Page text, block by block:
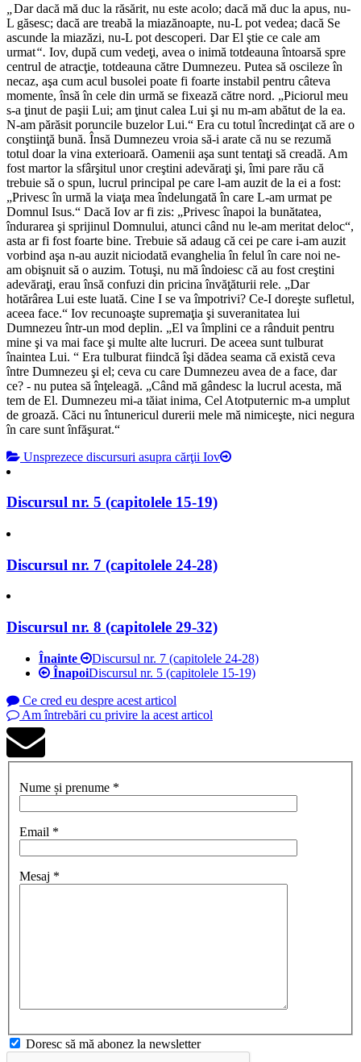
Dar dacă mă duc la răsărit, nu este acolo; dacă mă duc la apus, nu-
L găsesc; dacă are treabă la miazănoapte, nu-L pot vedea; dacă Se
ascunde la miazăzi, nu-L pot descoperi. Dar El ştie ce cale am
urmat“. Iov, după cum vedeţi, avea o inimă totdeauna întoarsă spre
centrul de atracţie, totdeauna către Dumnezeu. Putea să oscileze în
necaz, aşa cum acul busolei poate fi foarte instabil pentru câteva
momente, însă în cele din urmă se fixează către nord. „Piciorul meu
s-a ţinut de paşii Lui; am ţinut calea Lui şi nu m-am abătut de la ea.
N-am părăsit poruncile buzelor Lui.“ Era cu totul încredinţat că are o
conştiinţă bună. Însă Dumnezeu vroia să-i arate că nu se rezumă
totul doar la vina exterioară. Oamenii aşa sunt tentaţi să creadă. Am
fost martor la sfârşitul unor creştini adevăraţi şi, îmi pare rău că
trebuie să o spun, lucrul principal pe care l-am auzit de la ei a fost:
„Privesc în urmă la viaţa mea îndelungată în care L-am urmat pe
Domnul Isus.“ Dacă Iov ar fi zis: „Privesc înapoi la bunătatea,
îndurarea şi sprijinul Domnului, atunci când nu le-am meritat deloc“,
asta ar fi fost foarte bine. Trebuie să adaug că cei pe care i-am auzit
vorbind aşa n-au auzit niciodată evanghelia în felul în care noi ne-
am obişnuit să o auzim. Totuşi, nu mă îndoiesc că au fost creştini
adevăraţi, erau însă confuzi din pricina învăţăturii rele. „Dar
hotărârea Lui este luată. Cine I se va împotrivi? Ce-I doreşte sufletul,
aceea face.“ Iov recunoaşte supremaţia şi suveranitatea lui
Dumnezeu într-un mod deplin. „El va împlini ce a rânduit pentru
mine şi va mai face şi multe alte lucruri. De aceea sunt tulburat
înaintea Lui. “ Era tulburat fiindcă îşi dădea seama că există ceva
între Dumnezeu şi el; ceva cu care Dumnezeu avea de a face, dar
ce? - nu putea să înţeleagă. „Când mă gândesc la lucrul acesta, mă
tem de El. Dumnezeu mi-a tăiat inima, Cel Atotputernic m-a umplut
de groază. Căci nu întunericul durerii mele mă nimiceşte, nici negura
în care sunt înfăşurat.“
Unsprezece discursuri asupra cărţii Iov
Discursul nr. 5 (capitolele 15-19)
Discursul nr. 7 (capitolele 24-28)
Discursul nr. 8 (capitolele 29-32)
Înainte
Discursul nr. 7 (capitolele 24-28)
ÎnapoiDiscursul nr. 5 (capitolele 15-19)
Ce cred eu despre acest articol
Am întrebări cu privire la acest articol
Nume și prenume *
Email *
Mesaj *
Doresc să mă abonez la newsletter